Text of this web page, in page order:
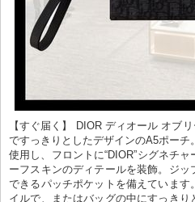
【すぐ届く】 DIOR ディオール オブ
ですっきりとしたデザインのA5ポー
使用し、フロントに“DIOR”シグネチ
ーフスキンのディテールを装飾。ジ
できるパッチポケットを備えていま
イルで、またはバッグの中にすっき